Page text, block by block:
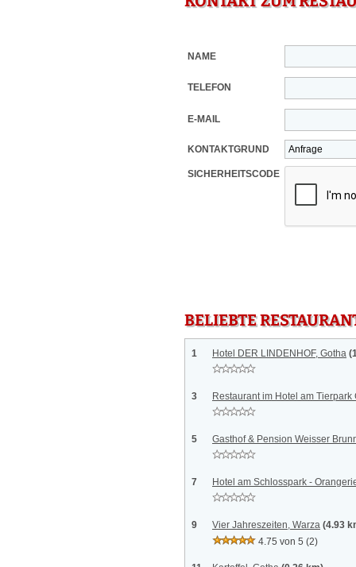
NAME
TELEFON
E-MAIL
KONTAKTGRUND
SICHERHEITSCODE
BELIEBTE
1 Hotel DER LINDENHOF, Gotha
3 Restaurant im Hotel am Tierpark
5 Gasthof & Pension Weisser
7 Hotel am Schlosspark -
9 Vier Jahreszeiten, Warza (4.93
4.75 von 5 (2)